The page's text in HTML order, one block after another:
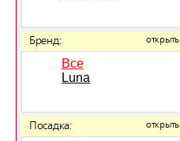
Бренд: открыть
Все
Luna
Посадка: открыть